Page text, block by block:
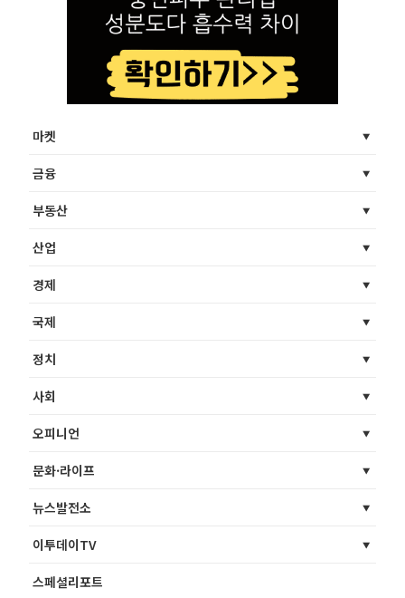
마켓
금융
부동산
산업
경제
국제
정치
사회
오피니언
문화·라이프
뉴스발전소
이투데이TV
스페셜리포트